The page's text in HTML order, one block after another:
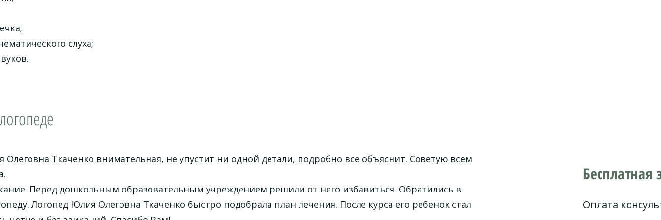
слуха;
Олеговна Ткаченко внимательная, не упустит ни одной детали, подробно все объяснит. Советую всем
Перед дошкольным образовательным учреждением решили от него избавиться. Обратились в
Логопед Юлия Олеговна Ткаченко быстро подобрала план лечения. После курса его ребенок стал
Бесплатная
Оплата